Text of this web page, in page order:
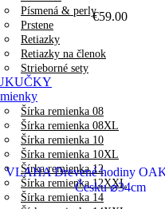
Písmená & perly
Prstene
Retiazky
Retiazky na členok
Strieborné sety
Šírka remienka 08
Šírka remienka 08XL
Šírka remienka 10
Šírka remienka 10XL
Šírka remienka 12
Šírka remienka 12XXL
Šírka remienka 14
€59.00